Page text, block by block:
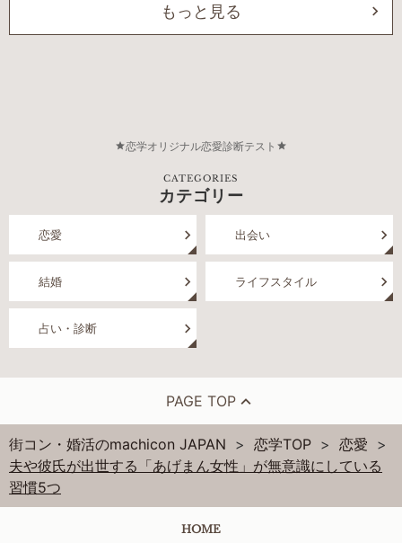
もっと見る
恋学オリジナル恋愛診断テスト
CATEGORIES
カテゴリー
恋愛 出会い
結婚 ライフスタイル
占い・診断
PAGE TOP
街コン・婚活のmachicon JAPAN 恋学TOP
恋愛
夫や彼氏が出世する「あげまん女性」が無意識にしている
習慣5つ
HOME